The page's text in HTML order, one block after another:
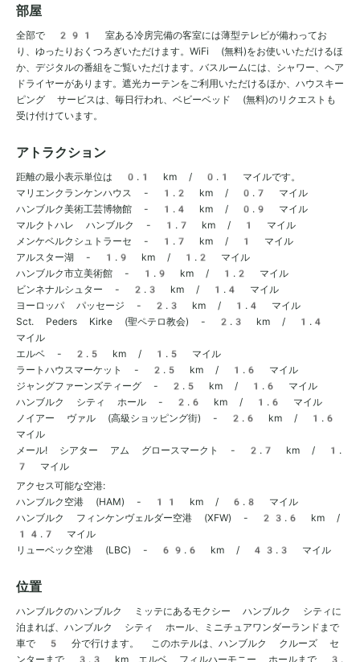
部屋
全部で 291 室ある冷房完備の客室には薄型テレビが備わってお
り、ゆったりおくつろぎいただけます。WiFi (無料)をお使いいただけるほ
か、デジタルの番組をご覧いただけます。バスルームには、シャワー、ヘア
ドライヤーがあります。遮光カーテンをご利用いただけるほか、ハウスキー
ピング サービスは、毎日行われ、ベビーベッド (無料)のリクエストも
受け付けています。
アトラクション
距離の最小表示単位は 0.1 km / 0.1 マイルです。
マリエンクランケンハウス - 1.2 km / 0.7 マイル
ハンブルク美術工芸博物館 - 1.4 km / 0.9 マイル
マルクトハレ ハンブルク - 1.7 km / 1 マイル
メンケベルクシュトラーセ - 1.7 km / 1 マイル
アルスター湖 - 1.9 km / 1.2 マイル
ハンブルク市立美術館 - 1.9 km / 1.2 マイル
ビンネナルシュター - 2.3 km / 1.4 マイル
ヨーロッパ パッセージ - 2.3 km / 1.4 マイル
Sct. Peders Kirke (聖ペテロ教会) - 2.3 km / 1.4
マイル
エルベ - 2.5 km / 1.5 マイル
ラートハウスマーケット - 2.5 km / 1.6 マイル
ジャングファーンズティーグ - 2.5 km / 1.6 マイル
ハンブルク シティ ホール - 2.6 km / 1.6 マイル
ノイアー ヴァル (高級ショッピング街) - 2.6 km / 1.6
マイル
メール! シアター アム グロースマークト - 2.7 km / 1.
7 マイル
アクセス可能な空港:
ハンブルク空港 (HAM) - 11 km / 6.8 マイル
ハンブルク フィンケンヴェルダー空港 (XFW) - 23.6 km /
14.7 マイル
リューベック空港 (LBC) - 69.6 km / 43.3 マイル
位置
ハンブルクのハンブルク ミッテにあるモクシー ハンブルク シティに
泊まれば、ハンブルク シティ ホール、ミニチュアワンダーランドまで
車で 5 分で行けます。 このホテルは、ハンブルク クルーズ セ
ンターまで 3.3 km、エルベ フィルハーモニー ホールまで 3.